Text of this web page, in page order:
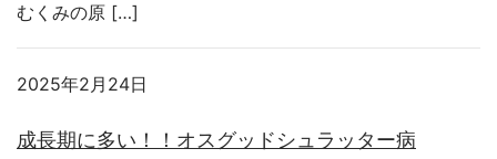
むくみの原 […]
2025年2月24日
成長期に多い！！オスグッドシュラッター病